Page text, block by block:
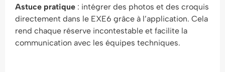
Astuce pratique : intégrer des photos et des croquis
directement dans le EXE6 grâce à l’application. Cela
rend chaque réserve incontestable et facilite la
communication avec les équipes techniques.